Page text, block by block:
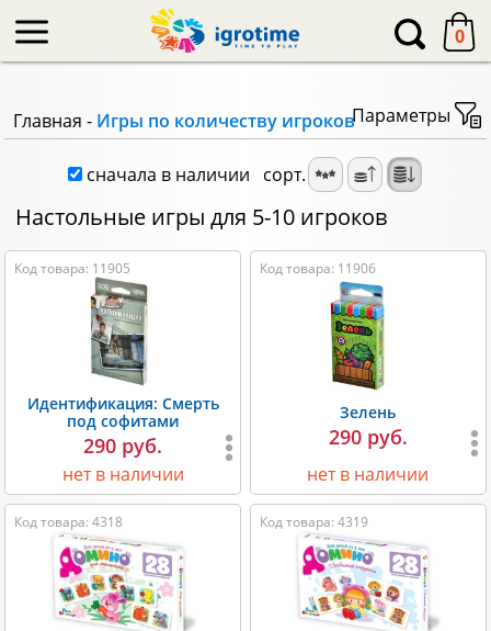
0
Главная - Игры по количеству игроковПараметры
сначала в наличии сорт.
Настольные игры для 5-10 игроков
Код товара: 11905
Идентификация: Смерть
под софитами
290 руб.
нет в наличии
Код товара: 11906
Зелень
290 руб.
нет в наличии
Код товара: 4318 Код товара: 4319